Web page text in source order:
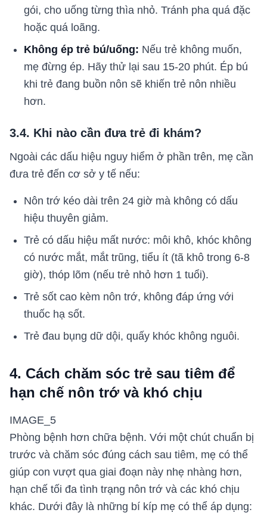
gói, cho uống từng thìa nhỏ. Tránh pha quá đặc
hoặc quá loãng.
Không ép trẻ bú/uống: Nếu trẻ không muốn,
mẹ đừng ép. Hãy thử lại sau 15-20 phút. Ép bú
khi trẻ đang buồn nôn sẽ khiến trẻ nôn nhiều
hơn.
3.4. Khi nào cần đưa trẻ đi khám?
Ngoài các dấu hiệu nguy hiểm ở phần trên, mẹ cần
đưa trẻ đến cơ sở y tế nếu:
Nôn trớ kéo dài trên 24 giờ mà không có dấu
hiệu thuyên giảm.
Trẻ có dấu hiệu mất nước: môi khô, khóc không
có nước mắt, mắt trũng, tiểu ít (tã khô trong 6-8
giờ), thóp lõm (nếu trẻ nhỏ hơn 1 tuổi).
Trẻ sốt cao kèm nôn trớ, không đáp ứng với
thuốc hạ sốt.
Trẻ đau bụng dữ dội, quấy khóc không nguôi.
4. Cách chăm sóc trẻ sau tiêm để
hạn chế nôn trớ và khó chịu
IMAGE_5
Phòng bệnh hơn chữa bệnh. Với một chút chuẩn bị
trước và chăm sóc đúng cách sau tiêm, mẹ có thể
giúp con vượt qua giai đoạn này nhẹ nhàng hơn,
hạn chế tối đa tình trạng nôn trớ và các khó chịu
khác. Dưới đây là những bí kíp mẹ có thể áp dụng: